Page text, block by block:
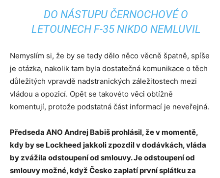
DO NÁSTUPU ČERNOCHOVÉ O
LETOUNECH F-35 NIKDO NEMLUVIL
Nemyslím si, že by se tedy dělo něco věcně špatně, spíše
je otázka, nakolik tam byla dostatečná komunikace o těch
důležitých vpravdě nadstranických záležitostech mezi
vládou a opozicí. Opět se takovéto věci obtížně
komentují, protože podstatná část informací je neveřejná.
Předseda ANO Andrej Babiš prohlásil, že v momentě,
kdy by se Lockheed jakkoli zpozdil v dodávkách, vláda
by zvážila odstoupení od smlouvy. Je odstoupení od
smlouvy možné, když Česko zaplatí první splátku za